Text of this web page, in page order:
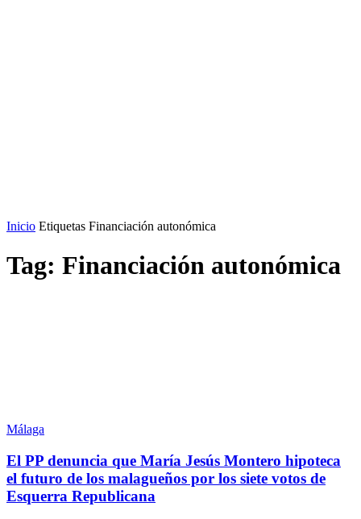
Inicio Etiquetas Financiación autonómica
Tag: Financiación autonómica
Málaga
El PP denuncia que María Jesús Montero hipoteca
el futuro de los malagueños por los siete votos de
Esquerra Republicana